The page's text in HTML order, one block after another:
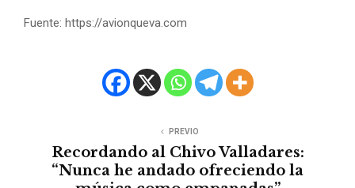
Fuente: https://avionqueva.com
PREVIO
Recordando al Chivo Valladares:
“Nunca he andado ofreciendo la